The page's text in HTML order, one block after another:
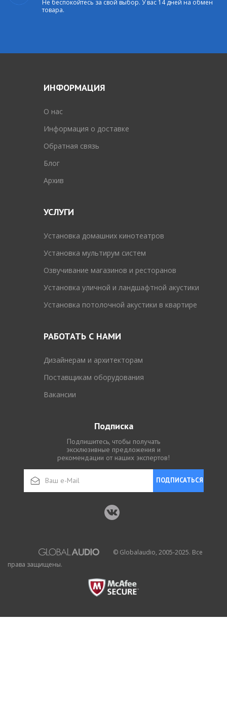
Не беспокойтесь за свой выбор. У вас 14 дней на обмен
товара.
ИНФОРМАЦИЯ
O нас
Информация о доставке
Обратная связь
Блог
Архив
УСЛУГИ
Установка домашних кинотеатров
Установка мультирум систем
Озвучивание магазинов и ресторанов
Установка уличной и ландшафтной акустики
Установка потолочной акустики в квартире
РАБОТАТЬ С НАМИ
Дизайнерам и архитекторам
Поставщикам оборудования
Вакансии
Подписка
Подпишитесь, чтобы получать
эксклюзивные предложения и
рекомендации от наших экспертов!
ПОДПИСАТЬСЯ
© Globalaudio, 2005-2025. Все
права защищены.